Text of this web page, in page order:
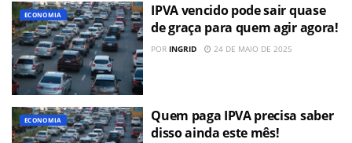
ECONOMIA
IPVA vencido pode sair quase
de graça para quem agir agora!
POR INGRID 24 DE MAIO DE 2025
ECONOMIA
Quem paga IPVA precisa saber
disso ainda este mês!